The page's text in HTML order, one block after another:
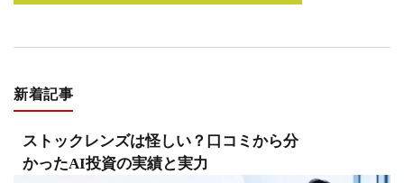
新着記事
ストックレンズは怪しい？口コミから分
かったAI投資の実績と実力